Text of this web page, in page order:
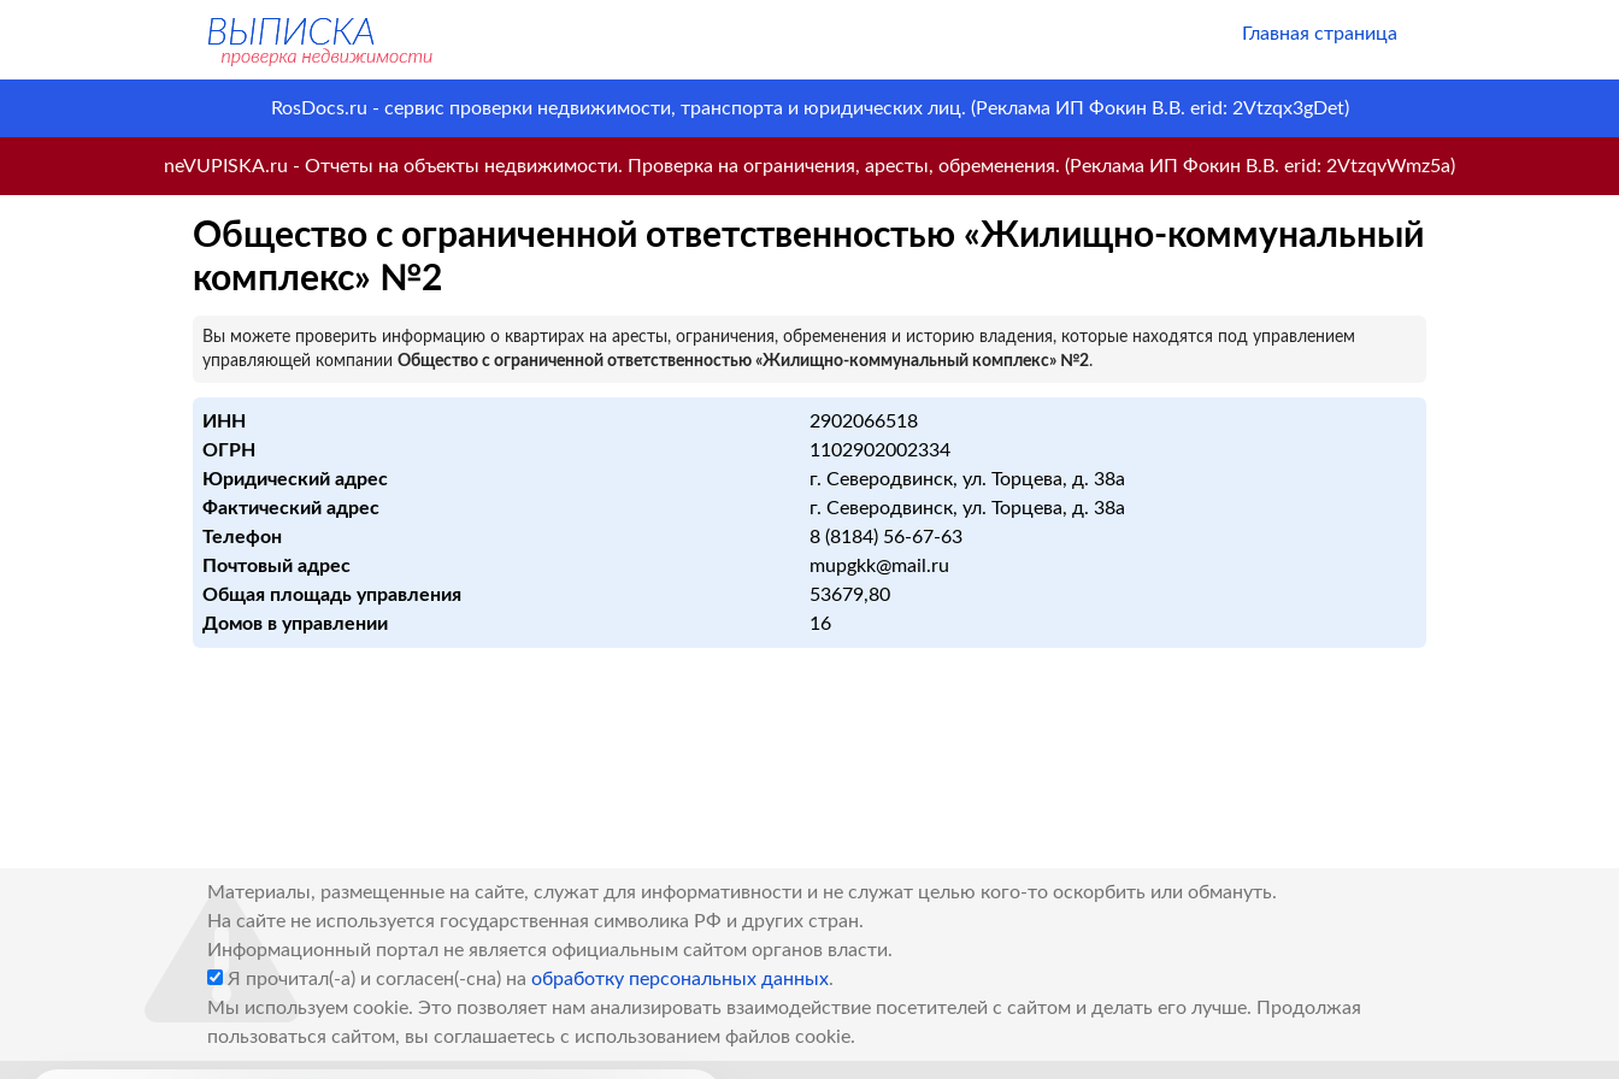
Главная страница
RosDocs.ru - сервис проверки недвижимости, транспорта и юридических лиц. (Реклама ИП Фокин В.В. erid: 2Vtzqx3gDet)
neVUPISKA.ru - Отчеты на объекты недвижимости. Проверка на ограничения, аресты, обременения. (Реклама ИП Фокин В.В. erid: 2VtzqvWmz5a)
Общество с ограниченной ответственностью «Жилищно-коммунальный
комплекс» №2
Вы можете проверить информацию о квартирах на аресты, ограничения, обременения и историю владения, которые находятся под управлением
управляющей компании Общество с ограниченной ответственностью «Жилищно-коммунальный комплекс» №2.
ИНН
2902066518
ОГРН
1102902002334
Юридический адрес
г. Северодвинск, ул. Торцева, д. 38а
Фактический адрес
г. Северодвинск, ул. Торцева, д. 38а
Телефон
8 (8184) 56-67-63
Почтовый адрес
mupgkk@mail.ru
Общая площадь управления
53679,80
Домов в управлении
16
Материалы, размещенные на сайте, служат для информативности и не служат целью кого-то оскорбить или обмануть.
На сайте не используется государственная символика РФ и других стран.
Информационный портал не является официальным сайтом органов власти.
Я прочитал(-а) и согласен(-сна) на обработку персональных данных.
Мы используем cookie. Это позволяет нам анализировать взаимодействие посетителей с сайтом и делать его лучше. Продолжая
пользоваться сайтом, вы соглашаетесь с использованием файлов cookie.